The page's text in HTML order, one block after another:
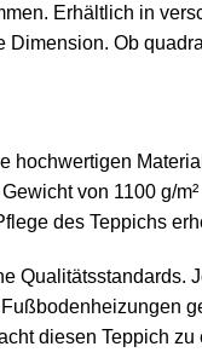
Erhältlich in
Ob
von 1100 g/
des Teppichs
diesen Teppich